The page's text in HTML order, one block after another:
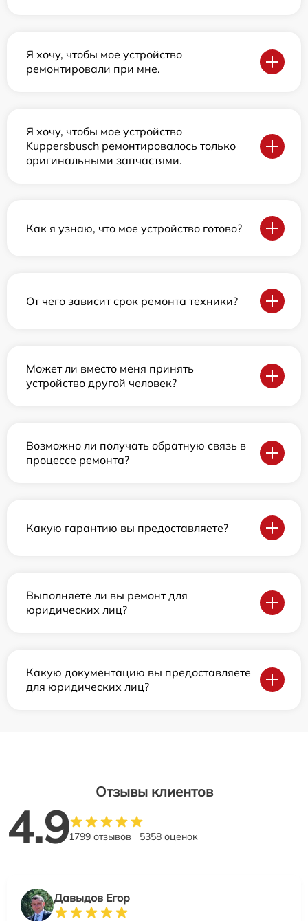
Я хочу, чтобы мое устройство
ремонтировали при мне.
Я хочу, чтобы мое устройство
Kuppersbusch ремонтировалось только
оригинальными запчастями.
Как я узнаю, что мое устройство готово?
От чего зависит срок ремонта техники?
Может ли вместо меня принять
устройство другой человек?
Возможно ли получать обратную связь в
процессе ремонта?
Какую гарантию вы предоставляете?
Выполняете ли вы ремонт для
юридических лиц?
Какую документацию вы предоставляете
для юридических лиц?
Отзывы клиентов
4.91799 отзывов 5358 оценок
Давыдов Егор